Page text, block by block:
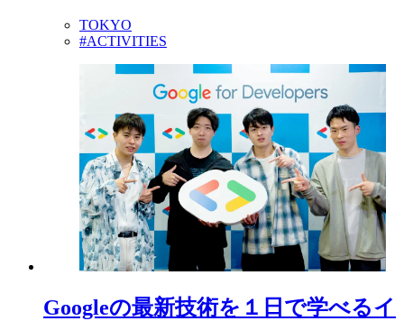
TOKYO
#ACTIVITIES
Googleの最新技術を１日で学べるイ